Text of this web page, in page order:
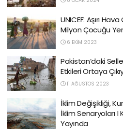
UNICEF: Aşırı
Milyon Çocuğu
6 EKIM 2023
Pakistan’daki
Etkileri Ortaya
11 AĞUSTOS 2023
İklim Değişikliği,
İklim Senaryoları I
Yayında